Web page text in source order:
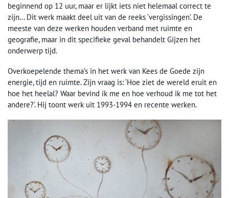
beginnend op 12 uur, maar er lijkt iets niet helemaal correct te
zijn… Dit werk maakt deel uit van de reeks ‘vergissingen’. De
meeste van deze werken houden verband met ruimte en
geografie, maar in dit specifieke geval behandelt Gijzen het
onderwerp tijd.
Overkoepelende thema’s in het werk van Kees de Goede zijn
energie, tijd en ruimte. Zijn vraag is: ‘Hoe ziet de wereld eruit en
hoe het heelal? Waar bevind ik me en hoe verhoud ik me tot het
andere?’. Hij toont werk uit 1993-1994 en recente werken.